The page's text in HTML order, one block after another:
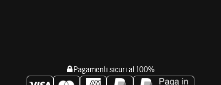
Pagamenti sicuri al 100%